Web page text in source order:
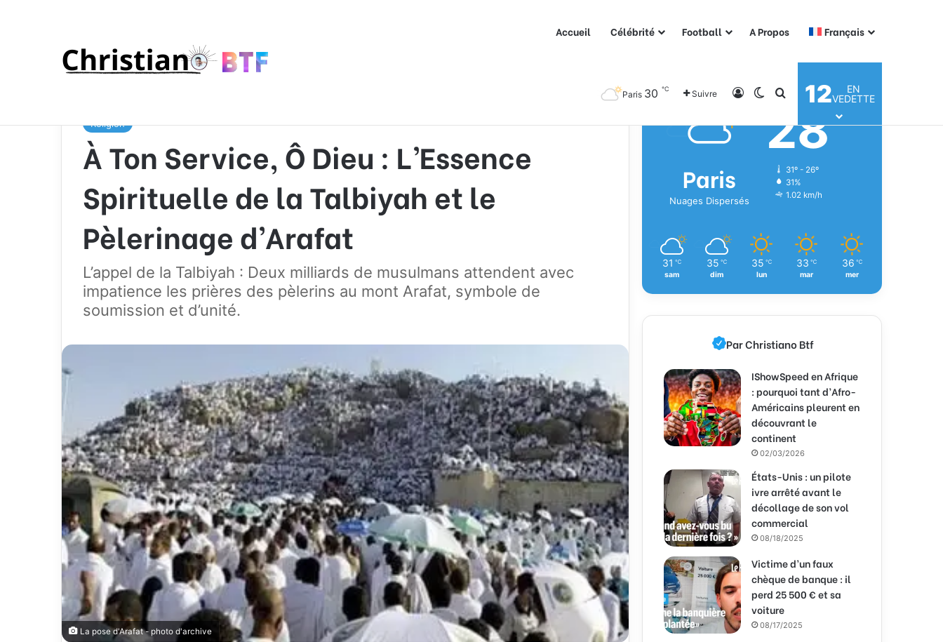
Accueil Célébrité Football A Propos Français
Paris 30 ℃ Suivre ConnexionSwitch skin
Rechercher
12
EN
VEDETTE
Religion
À Ton Service, Ô Dieu : L’Essence
Spirituelle de la Talbiyah et le
Pèlerinage d’Arafat
L’appel de la Talbiyah : Deux milliards de musulmans attendent avec
impatience les prières des pèlerins au mont Arafat, symbole de
soumission et d’unité.
La pose d'Arafat - photo d'archive
Météo
Paris
Nuages Dispersés
28℃
31º - 26º
31%
1.02 km/h
31 ℃
sam
35 ℃
dim
35 ℃
lun
33 ℃
mar
36 ℃
mer
Par Christiano Btf
IShowSpeed en Afrique
: pourquoi tant d’Afro-
Américains pleurent en
découvrant le
continent
02/03/2026
États-Unis : un pilote
ivre arrêté avant le
décollage de son vol
commercial
08/18/2025
Victime d’un faux
chèque de banque : il
perd 25 500 € et sa
voiture
08/17/2025